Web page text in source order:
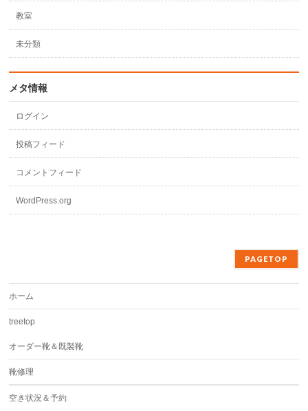
教室
未分類
メタ情報
ログイン
投稿フィード
コメントフィード
WordPress.org
PAGETOP
ホーム
treetop
オーダー靴＆既製靴
靴修理
空き状況＆予約